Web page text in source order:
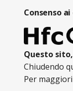
Consenso
Questo
Chiudendo
Per